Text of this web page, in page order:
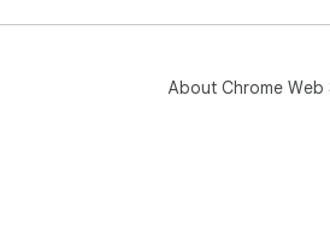
About Chrome Web